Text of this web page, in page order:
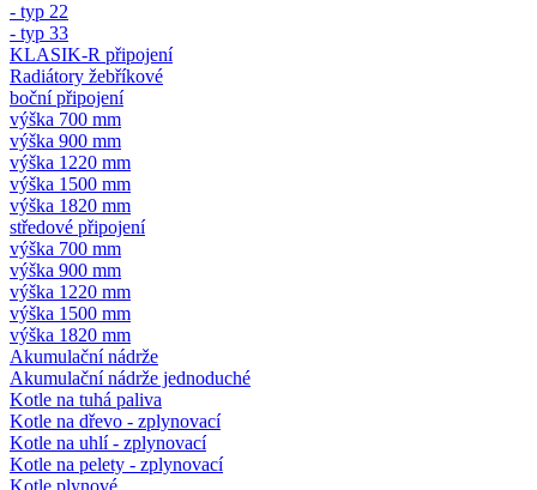
- typ 22
- typ 33
KLASIK-R připojení
Radiátory žebříkové
boční připojení
výška 700 mm
výška 900 mm
výška 1220 mm
výška 1500 mm
výška 1820 mm
středové připojení
výška 700 mm
výška 900 mm
výška 1220 mm
výška 1500 mm
výška 1820 mm
Akumulační nádrže
Akumulační nádrže jednoduché
Kotle na tuhá paliva
Kotle na dřevo - zplynovací
Kotle na uhlí - zplynovací
Kotle na pelety - zplynovací